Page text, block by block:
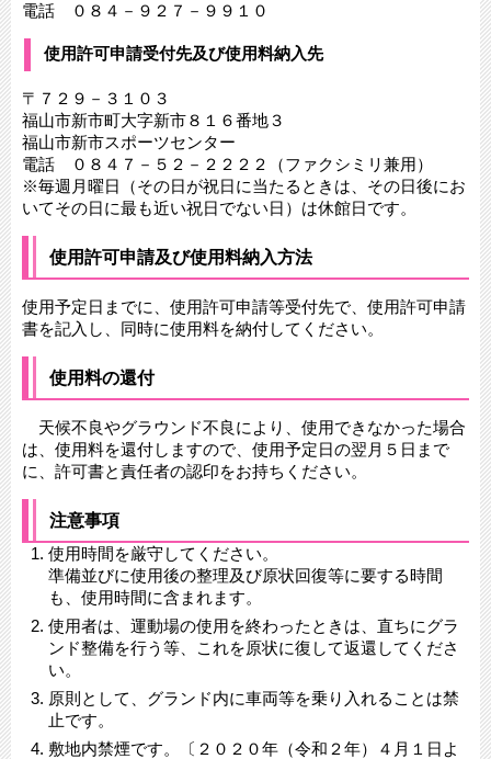
電話 ０８４－９２７－９９１０
使用許可申請受付先及び使用料納入先
〒７２９－３１０３
福山市新市町大字新市８１６番地３
福山市新市スポーツセンター
​電話 ０８４７－５２－２２２２（ファクシミリ兼用）
​※毎週月曜日（その日が祝日に当たるときは、その日後にお
いてその日に最も近い祝日でない日）は休館日です。
使用許可申請及び使用料納入方法
使用予定日までに、使用許可申請等受付先で、使用許可申請
書を記入し、同時に使用料を納付してください。
使用料の還付
天候不良やグラウンド不良により、使用できなかった場合
は、使用料を還付しますので、使用予定日の翌月５日まで
に、許可書と責任者の認印をお持ちください。
注意事項
使用時間を厳守してください。
準備並びに使用後の整理及び原状回復等に要する時間
も、使用時間に含まれます。
使用者は、運動場の使用を終わったときは、直ちにグラ
ンド整備を行う等、これを原状に復して返還してくださ
い。
原則として、グランド内に車両等を乗り入れることは禁
止です。
敷地内禁煙です。〔２０２０年（令和２年）４月１日よ